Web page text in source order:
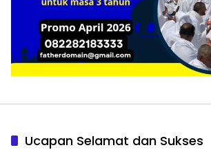
Ucapan Selamat dan Sukses